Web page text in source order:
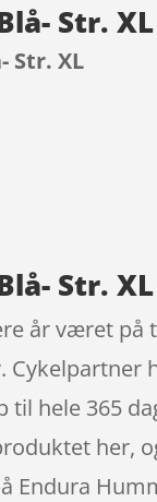
Str.
Str. XL
Str.
år været
hele 365
her,